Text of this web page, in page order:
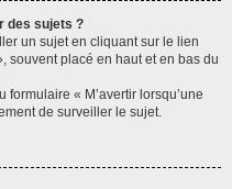
des sujets ?
un sujet en cliquant sur le lien
souvent placé en haut et en bas du
« M’avertir lorsqu’une
de surveiller le sujet.